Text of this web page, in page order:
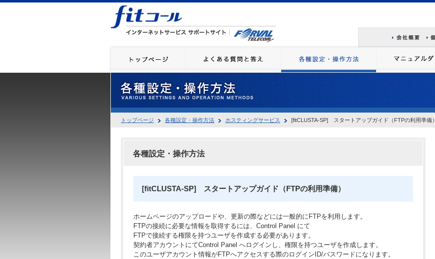
トップページ 各種設定・操作方法 ホスティングサービス [fitCLUSTA-SP] スタートアップガイド（FTPの利用準備）
各種設定・操作方法
[fitCLUSTA-SP] スタートアップガイド（FTPの利用準備）
ホームページのアップロードや、更新の際などには一般的にFTPを利用します。
FTPの接続に必要な情報を取得するには、Control Panel にて
FTPで接続する権限を持つユーザを作成する必要があります。
契約者アカウントにてControl Panel へログインし、権限を持つユーザを作成します。
このユーザアカウント情報がFTPへアクセスする際のログインID/パスワードになります。